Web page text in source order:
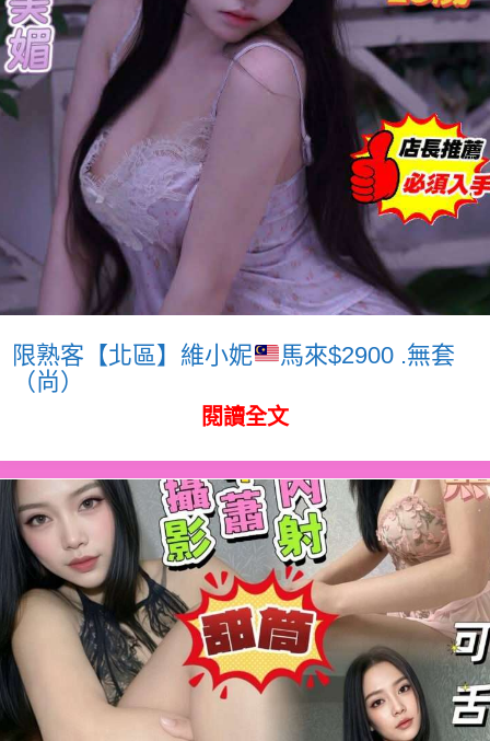
限熟客【北區】維小妮
馬來$2900 .無套
（尚）
閱讀全文